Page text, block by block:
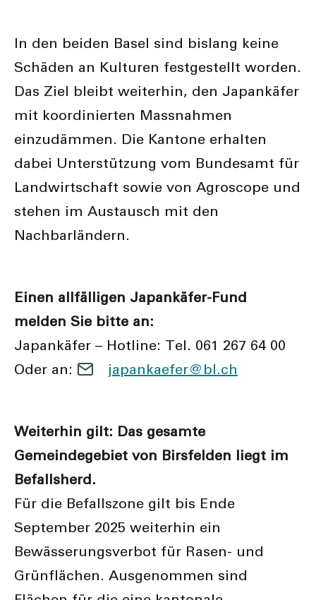
In den beiden Basel sind bislang keine
Schäden an Kulturen festgestellt worden.
Das Ziel bleibt weiterhin, den Japankäfer
mit koordinierten Massnahmen
einzudämmen. Die Kantone erhalten
dabei Unterstützung vom Bundesamt für
Landwirtschaft sowie von Agroscope und
stehen im Austausch mit den
Nachbarländern.
Einen allfälligen Japankäfer-Fund
melden Sie bitte an:
Japankäfer – Hotline: Tel. 061 267 64 00
Oder an:
j p nk f r bl ch
Weiterhin gilt: Das gesamte
Gemeindegebiet von Birsfelden liegt im
Befallsherd.
Für die Befallszone gilt bis Ende
September 2025 weiterhin ein
Bewässerungsverbot für Rasen- und
Grünflächen. Ausgenommen sind